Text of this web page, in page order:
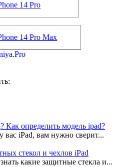
14 Pro
14 Pro Max
Как определить модель ipad?
вас iPad, вам нужно сверит...
стекол и чехлов iPad
какие защитные стекла и...